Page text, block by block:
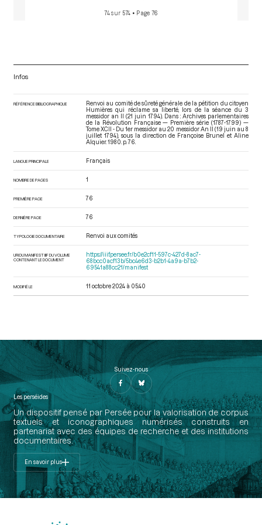
74 sur 574 • Page 76
Infos
RÉFÉRENCE BIBLIOGRAPHIQUE
Renvoi au comité de sûreté générale de la pétition du citoyen
Humières qui réclame sa liberté, lors de la séance du 3
messidor an II (21 juin 1794). Dans : Archives parlementaires
de la Révolution Française — Première série (1787-1799) —
Tome XCII - Du 1er messidor au 20 messidor An II (19 juin au 8
juillet 1794) , sous la direction de Françoise Brunel et Aline
Alquier. 1980. p. 76.
LANGUE PRINCIPALE Français
NOMBRE DE PAGES 1
PREMIÈRE PAGE 76
DERNIÈRE PAGE 76
TYPOLOGIE DOCUMENTAIRE Renvoi aux comités
URI DU MANIFEST IIIF DU VOLUME
CONTENANT LE DOCUMENT
https://iiif.persee.fr/b0e2cf11-597c-427d-8ac7-
68bcc0acf13b/5bc4e6d3-b2b1-4a9a-b7b2-
69541a88cc21/manifest
MODIFIÉ LE 11 octobre 2024 à 05:40
Suivez-nous
Les perséides
Un dispositif pensé par Persée pour la valorisation de corpus
textuels et iconographiques numérisés construits en
partenariat avec des équipes de recherche et des institutions
documentaires.
En savoir plus